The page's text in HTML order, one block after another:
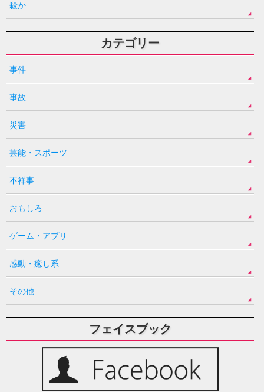
殺か
カテゴリー
事件
事故
災害
芸能・スポーツ
不祥事
おもしろ
ゲーム・アプリ
感動・癒し系
その他
フェイスブック